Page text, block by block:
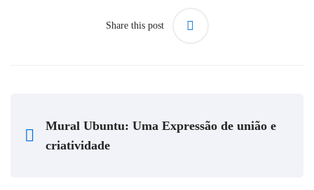
Share this post
Mural Ubuntu: Uma Expressão de união e
criatividade